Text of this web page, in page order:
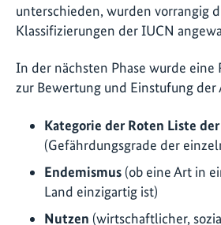
unterschieden, wurden vorrangig
Klassifizierungen der IUCN
In der nächsten Phase wurde eine
zur Bewertung und Einstufung der
Kategorie der Roten Liste
(Gefährdungsgrade der
Endemismus(ob eine Art in
Land einzigartig ist)
Nutzen (wirtschaftlicher,